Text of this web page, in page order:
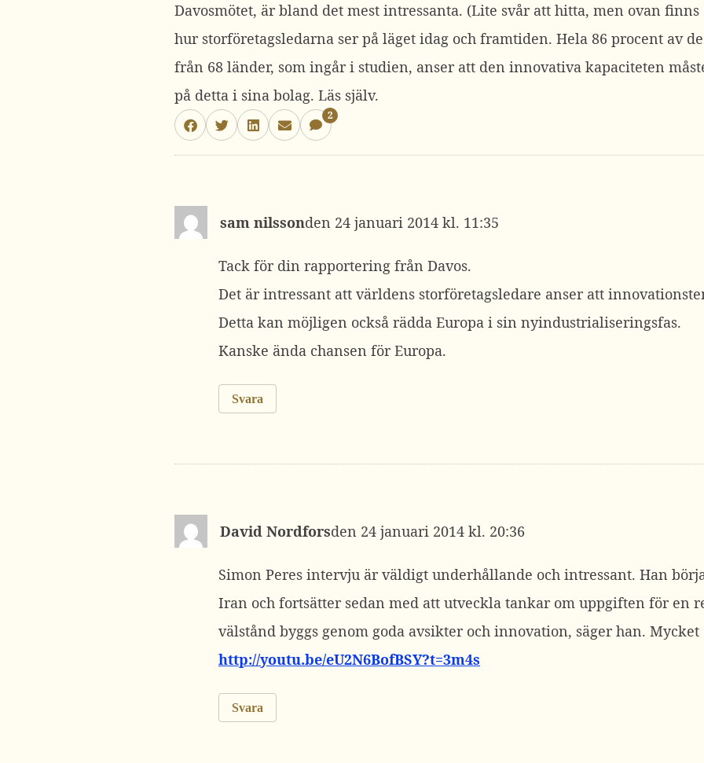
Davosmötet, är bland det mest intressanta. (Lite svår att hitta, men ovan
hur storföretagsledarna ser på läget idag och framtiden. Hela 86 procent av
från 68 länder, som ingår i studien, anser att den innovativa kapaciteten
på detta i sina bolag. Läs själv.
2
sam nilsson 24 januari 2014 kl. 11:35
Tack för din rapportering från Davos.
Det är intressant att världens storföretagsledare anser att
Detta kan möjligen också rädda Europa i sin nyindustrialiseringsfas.
Kanske ända chansen för Europa.
Svara
David Nordfors 24 januari 2014 kl. 20:36
Simon Peres intervju är väldigt underhållande och intressant. Han
Iran och fortsätter sedan med att utveckla tankar om uppgiften för en
välstånd byggs genom goda avsikter och innovation, säger han. Mycket
http://youtu.be/eU2N6BofBSY?t=3m4s
Svara